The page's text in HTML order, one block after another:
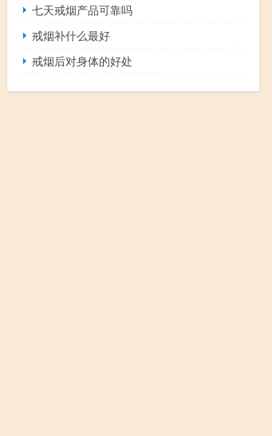
七天戒烟产品可靠吗
戒烟补什么最好
戒烟后对身体的好处